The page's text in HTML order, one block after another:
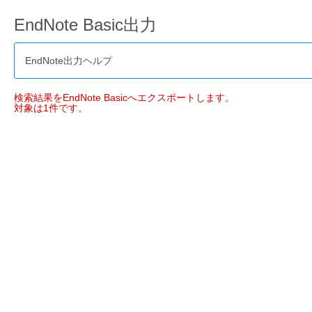
EndNote Basic出力
EndNote出力ヘルプ
検索結果をEndNote Basicへエクスポートします。
対象は1件です。